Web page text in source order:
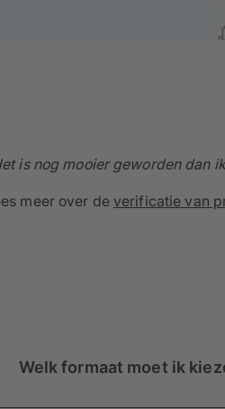
is nog mooier geworden dan
meer over de verificatie van
Welk formaat moet ik